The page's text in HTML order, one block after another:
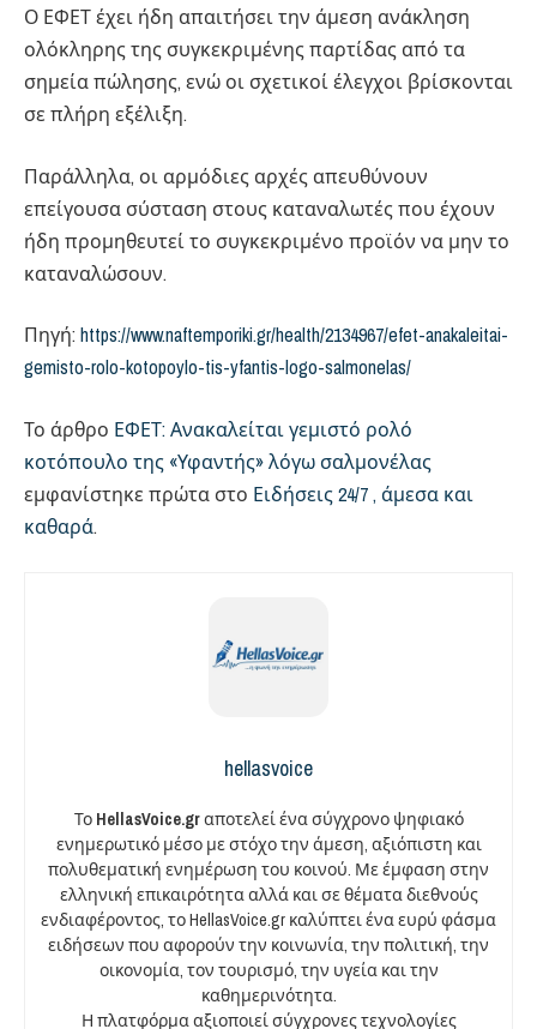
Ο ΕΦΕΤ έχει ήδη απαιτήσει την άμεση ανάκληση
ολόκληρης της συγκεκριμένης παρτίδας από τα
σημεία πώλησης, ενώ οι σχετικοί έλεγχοι βρίσκονται
σε πλήρη εξέλιξη.
Παράλληλα, οι αρμόδιες αρχές απευθύνουν
επείγουσα σύσταση στους καταναλωτές που έχουν
ήδη προμηθευτεί το συγκεκριμένο προϊόν να μην το
καταναλώσουν.
Πηγή: https://www.naftemporiki.gr/health/2134967/efet-anakaleitai-
gemisto-rolo-kotopoylo-tis-yfantis-logo-salmonelas/
Το άρθρο ΕΦΕΤ: Ανακαλείται γεμιστό ρολό
κοτόπουλο της «Υφαντής» λόγω σαλμονέλας
εμφανίστηκε πρώτα στο Ειδήσεις 24/7 , άμεσα και
καθαρά.
hellasvoice
Το HellasVoice.grαποτελεί ένα σύγχρονο ψηφιακό
ενημερωτικό μέσο με στόχο την άμεση, αξιόπιστη και
πολυθεματική ενημέρωση του κοινού. Με έμφαση στην
ελληνική επικαιρότητα αλλά και σε θέματα διεθνούς
ενδιαφέροντος, το HellasVoice.gr καλύπτει ένα ευρύ φάσμα
ειδήσεων που αφορούν την κοινωνία, την πολιτική, την
οικονομία, τον τουρισμό, την υγεία και την
καθημερινότητα.
Η πλατφόρμα αξιοποιεί σύγχρονες τεχνολογίες